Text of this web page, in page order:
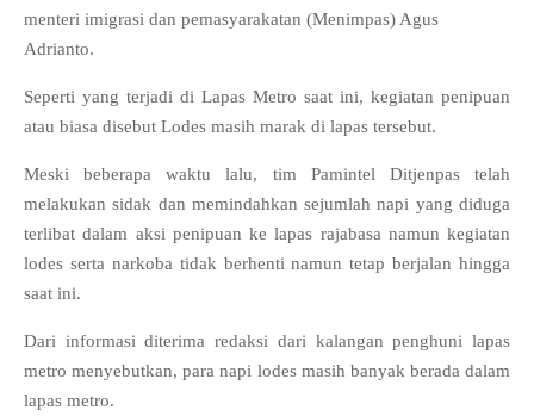
menteri imigrasi dan pemasyarakatan (Menimpas) Agus
Adrianto.
Seperti yang terjadi di Lapas Metro saat ini, kegiatan penipuan
atau biasa disebut Lodes masih marak di lapas tersebut.
Meski beberapa waktu lalu, tim Pamintel Ditjenpas telah
melakukan sidak dan memindahkan sejumlah napi yang diduga
terlibat dalam aksi penipuan ke lapas rajabasa namun kegiatan
lodes serta narkoba tidak berhenti namun tetap berjalan hingga
saat ini.
Dari informasi diterima redaksi dari kalangan penghuni lapas
metro menyebutkan, para napi lodes masih banyak berada dalam
lapas metro.